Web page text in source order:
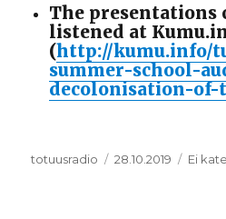
The presentations
listened at
(http://
summer-school-
decolonisation-
Kirjoittaja
totuusradio Julkaistu
28.10.2019 Ei